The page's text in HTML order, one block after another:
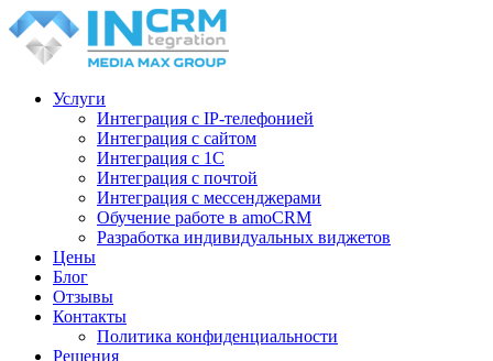
Услуги
Интеграция с IP-телефонией
Интеграция с сайтом
Интеграция с 1С
Интеграция c почтой
Интеграция с мессенджерами
Обучение работе в amoCRM
Разработка индивидуальных виджетов
Цены
Блог
Отзывы
Контакты
Политика конфиденциальности
Решения